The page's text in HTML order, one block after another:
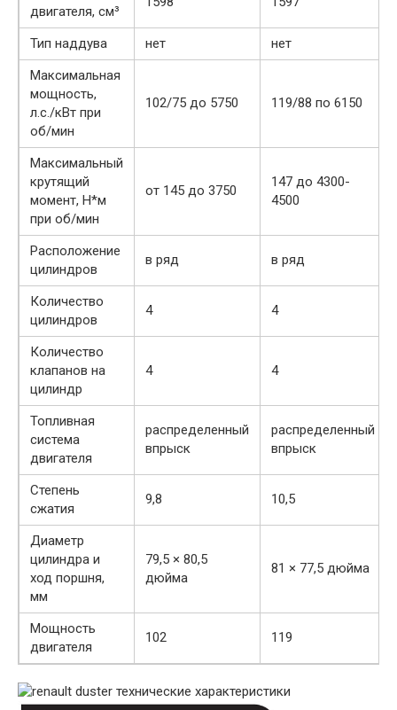
двигателя, см³
Тип наддува нет
нет
Максимальная
мощность,
л.с./кВт при
об/мин
102/75 до 5750 119/88 по 6150
Максимальный
крутящий
момент, Н*м
при об/мин
от 145 до 3750
147 до 4300-
4500
Расположение
цилиндров
в ряд в ряд
Количество
цилиндров
4 4
Количество
клапанов на
цилиндр
4 4
Топливная
система
двигателя
распределенный
впрыск
распределенный
впрыск
Степень
сжатия
9,8 10,5
Диаметр
цилиндра и
ход поршня,
мм
79,5 × 80,5
дюйма
81 × 77,5 дюйма
Мощность
двигателя
102 119